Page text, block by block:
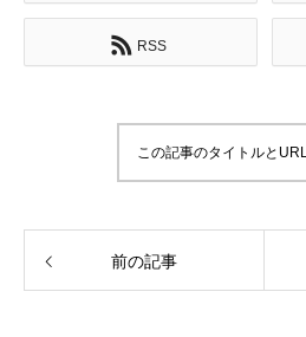
RSS
この記事のタイトルと
前の記事